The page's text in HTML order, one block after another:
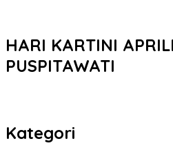
HARI KARTINI
PUSPITAWATI
Kategori